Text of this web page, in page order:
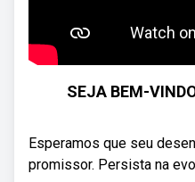
SEJA BEM-
Esperamos que seu
promissor. Persista na